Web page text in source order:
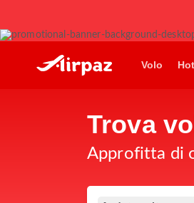
Volo
Trova
Approfitta di